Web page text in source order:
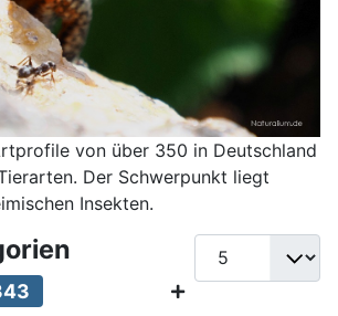
von über 350 in Deutschland
Der Schwerpunkt liegt
Insekten.
Anzeige #